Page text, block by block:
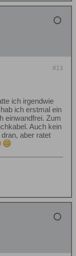
#13
ich irgendwie
ich erstmal ein
einwandfrei. Zum
Auch kein
aber ratet